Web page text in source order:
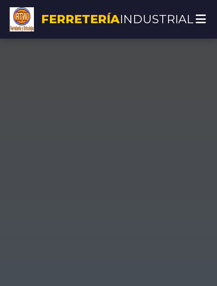
FERRETERÍAINDUSTRIAL